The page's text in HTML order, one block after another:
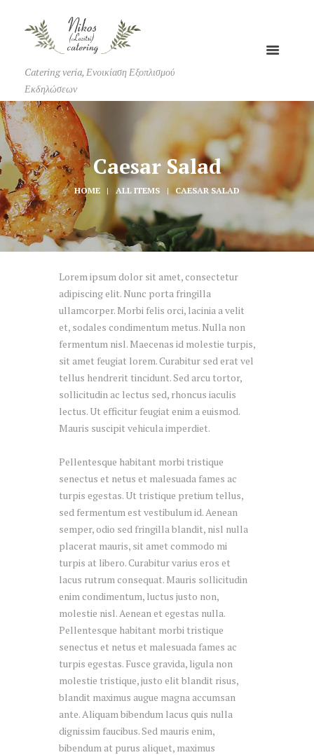
Catering veria, Ενοικίαση Εξοπλισμού
Εκδηλώσεων
Caesar Salad
HOME ALL ITEMS CAESAR SALAD
Lorem ipsum dolor sit amet, consectetur
adipiscing elit. Nunc porta fringilla
ullamcorper. Morbi felis orci, lacinia a velit
et, sodales condimentum metus. Nulla non
fermentum nisl. Maecenas id molestie turpis,
sit amet feugiat lorem. Curabitur sed erat vel
tellus hendrerit tincidunt. Sed arcu tortor,
sollicitudin ac lectus sed, rhoncus iaculis
lectus. Ut efficitur feugiat enim a euismod.
Mauris suscipit vehicula imperdiet.
Pellentesque habitant morbi tristique
senectus et netus et malesuada fames ac
turpis egestas. Ut tristique pretium tellus,
sed fermentum est vestibulum id. Aenean
semper, odio sed fringilla blandit, nisl nulla
placerat mauris, sit amet commodo mi
turpis at libero. Curabitur varius eros et
lacus rutrum consequat. Mauris sollicitudin
enim condimentum, luctus justo non,
molestie nisl. Aenean et egestas nulla.
Pellentesque habitant morbi tristique
senectus et netus et malesuada fames ac
turpis egestas. Fusce gravida, ligula non
molestie tristique, justo elit blandit risus,
blandit maximus augue magna accumsan
ante. Aliquam bibendum lacus quis nulla
dignissim faucibus. Sed mauris enim,
bibendum at purus aliquet, maximus